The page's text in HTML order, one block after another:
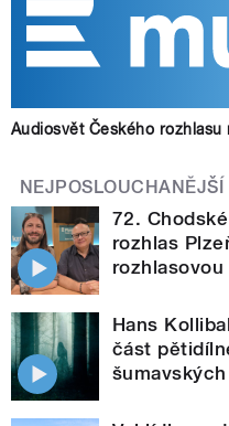
Audiosvět Českého rozhlasu
NEJPOSLOUCHANĚJŠÍ
72.
rozhlas
Hans
část